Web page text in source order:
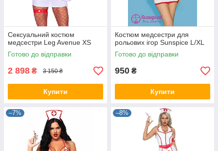
Сексуальний костюм
медсестри Leg Avenue XS
Готово до відправки
2 898 ₴ 3 150 ₴
Купити
Костюм медсестри для
рольових ігор Sunspice L/XL
Готово до відправки
950 ₴
Купити
–7% –8%